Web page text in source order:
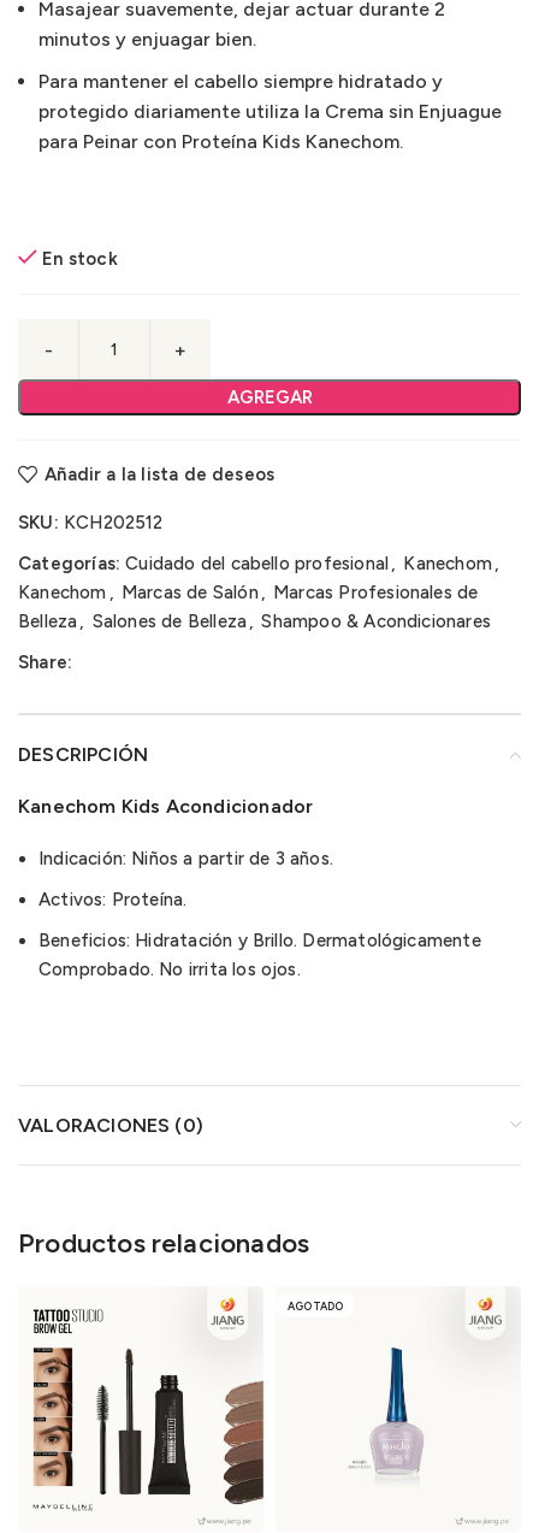
Masajear suavemente, dejar actuar durante 2
minutos y enjuagar bien.
Para mantener el cabello siempre hidratado y
protegido diariamente utiliza la Crema sin Enjuague
para Peinar con Proteína Kids Kanechom.
En stock
AGREGAR
Añadir a la lista de deseos
SKU: KCH202512
Categorías: Cuidado del cabello profesional, Kanechom,
Kanechom , Marcas de Salón, Marcas Profesionales de
Belleza, Salones de Belleza, Shampoo & Acondicionares
Share:
DESCRIPCIÓN
Kanechom Kids Acondicionador
Indicación: Niños a partir de 3 años.
Activos: Proteína.
Beneficios: Hidratación y Brillo. Dermatológicamente
Comprobado. No irrita los ojos.
VALORACIONES (0)
Productos relacionados
AGOTADO